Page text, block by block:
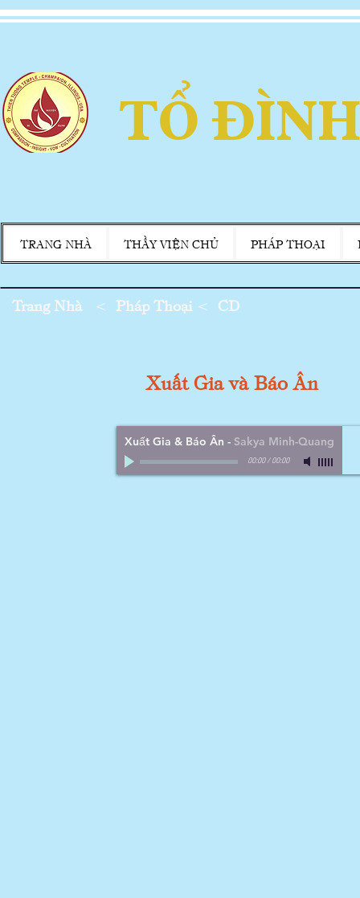
TỔ
TRANG NHÀ THẦY VIỆN CHỦ PHÁP THOẠI
Trang Nhà < Pháp Thoại < CD
Xuất Gia và Báo Ân
Xuất Gia & Báo Ân - Sakya Minh-Quang
00:00/00:00